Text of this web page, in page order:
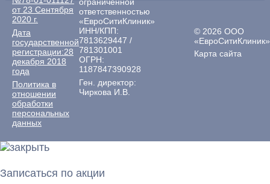
от 23 Сентября
2020 г.
Дата
государственной
регистрации:28
декабря 2018
года
Политика в
отношении
обработки
персональных
данных
ограниченной
ответственностью
«ЕвроСитиКлиник»
ИНН/КПП:
7813629447 /
781301001
ОГРН:
1187847390928
Ген. директор:
Чиркова И.В.
© 2026 ООО
«ЕвроСитиКлиник»
Карта сайта
Записаться по акции